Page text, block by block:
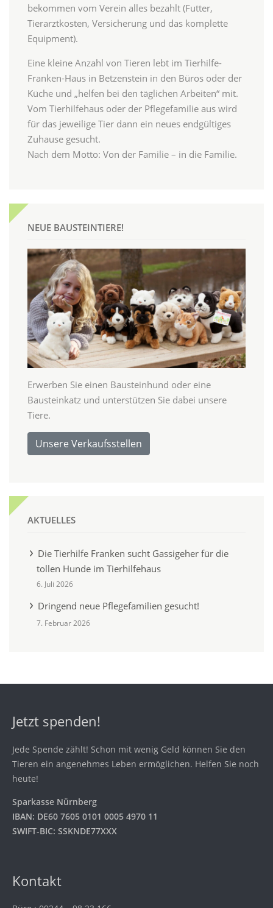
bekommen vom Verein alles bezahlt (Futter,
Tierarztkosten, Versicherung und das komplette
Equipment).
Eine kleine Anzahl von Tieren lebt im Tierhilfe-
Franken-Haus in Betzenstein in den Büros oder der
Küche und „helfen bei den täglichen Arbeiten“ mit.
Vom Tierhilfehaus oder der Pflegefamilie aus wird
für das jeweilige Tier dann ein neues endgültiges
Zuhause gesucht.
Nach dem Motto: Von der Familie – in die Familie.
NEUE BAUSTEINTIERE!
Erwerben Sie einen Bausteinhund oder eine
Bausteinkatz und unterstützen Sie dabei unsere
Tiere.
Unsere Verkaufsstellen
AKTUELLES
Die Tierhilfe Franken sucht Gassigeher für die
tollen Hunde im Tierhilfehaus
6. Juli 2026
Dringend neue Pflegefamilien gesucht!
7. Februar 2026
Jetzt spenden!
Jede Spende zählt! Schon mit wenig Geld können Sie den
Tieren ein angenehmes Leben ermöglichen. Helfen Sie noch
heute!
Sparkasse Nürnberg
IBAN: DE60 7605 0101 0005 4970 11
SWIFT-BIC: SSKNDE77XXX
Kontakt